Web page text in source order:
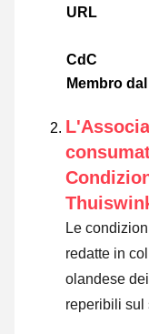
URL
CdC
Membro dal
Le
redatte in
olandese
reperibili sul